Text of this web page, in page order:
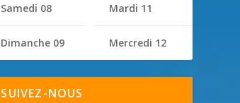
Samedi 08
Dimanche 09
Mardi 11
Mercredi 12
SUIVEZ-NOUS